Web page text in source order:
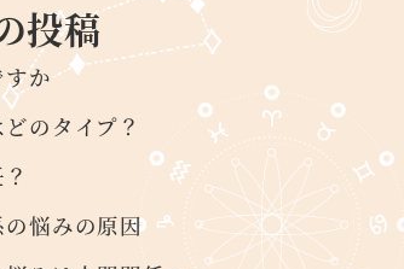
投稿
か
のタイプ？
の悩みの原因